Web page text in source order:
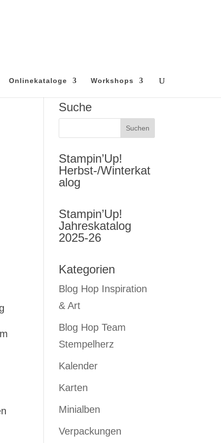
Onlinekataloge Workshops
Suche
Stampin’Up!
Herbst-/Winterkat
alog
Stampin’Up!
Jahreskatalog
2025-26
Kategorien
Blog Hop Inspiration
& Art
Blog Hop Team
Stempelherz
Kalender
Karten
Minialben
Verpackungen